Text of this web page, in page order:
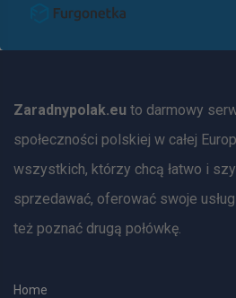
Zaradnypolak.eu to darmowy
społeczności polskiej w całej
wszystkich, którzy chcą łatwo i
sprzedawać, oferować swoje
też poznać drugą połówkę.
Home